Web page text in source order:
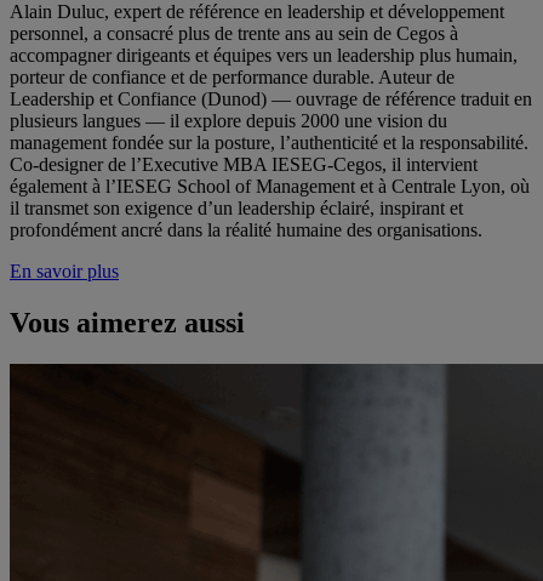
Alain Duluc, expert de référence en leadership et développement
personnel, a consacré plus de trente ans au sein de Cegos à
accompagner dirigeants et équipes vers un leadership plus humain,
porteur de confiance et de performance durable. Auteur de
Leadership et Confiance (Dunod) — ouvrage de référence traduit en
plusieurs langues — il explore depuis 2000 une vision du
management fondée sur la posture, l’authenticité et la responsabilité.
Co-designer de l’Executive MBA IESEG-Cegos, il intervient
également à l’IESEG School of Management et à Centrale Lyon, où
il transmet son exigence d’un leadership éclairé, inspirant et
profondément ancré dans la réalité humaine des organisations.
En savoir plus
Vous aimerez aussi